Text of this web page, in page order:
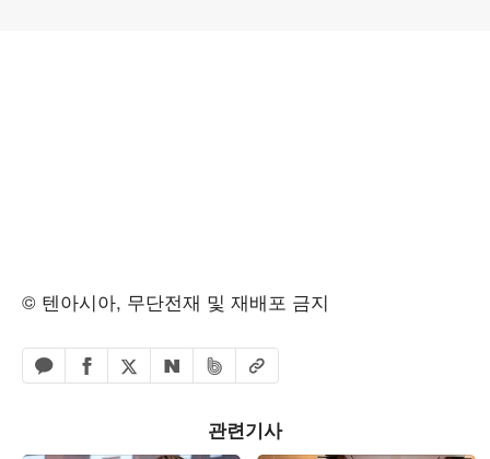
© 텐아시아, 무단전재 및 재배포 금지
카카오톡 공유하기
페이스북 공유하기
엑스 공유하기
네이버 공유하기
밴드 공유하기
URL복사
관련기사